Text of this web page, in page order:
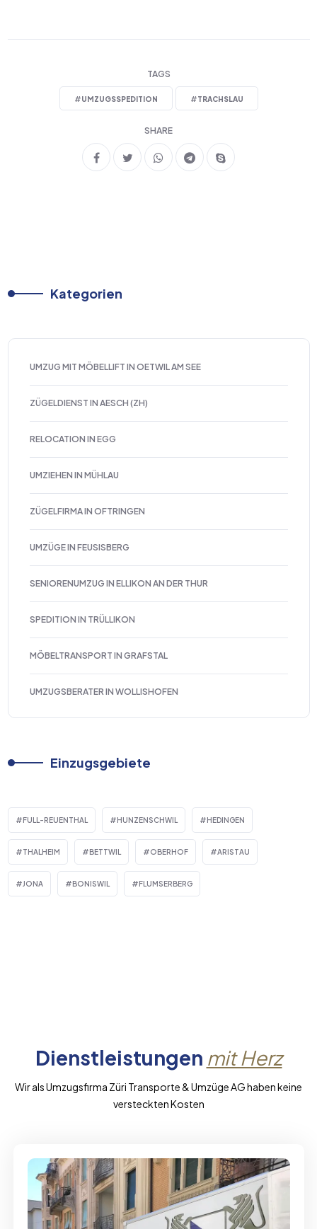
TAGS
#UMZUGSSPEDITION #TRACHSLAU
SHARE
Kategorien
UMZUG MIT MÖBELLIFT IN OETWIL AM SEE
ZÜGELDIENST IN AESCH (ZH)
RELOCATION IN EGG
UMZIEHEN IN MÜHLAU
ZÜGELFIRMA IN OFTRINGEN
UMZÜGE IN FEUSISBERG
SENIORENUMZUG IN ELLIKON AN DER THUR
SPEDITION IN TRÜLLIKON
MÖBELTRANSPORT IN GRAFSTAL
UMZUGSBERATER IN WOLLISHOFEN
Einzugsgebiete
FULL-REUENTHAL HUNZENSCHWIL HEDINGEN
THALHEIM BETTWIL OBERHOF ARISTAU
JONA BONISWIL FLUMSERBERG
Dienstleistungen mit Herz
Wir als Umzugsfirma Züri Transporte & Umzüge AG haben keine
versteckten Kosten